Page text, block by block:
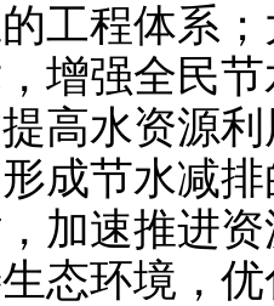
工程体系
增强全民
高水资源
成节水减
加速推进
态环境，